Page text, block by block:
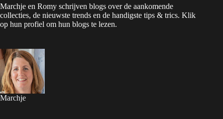
Marchje en Romy schrijven blogs over de aankomende
collecties, de nieuwste trends en de handigste tips & trics. Klik
op hun profiel om hun blogs te lezen.
Marchje